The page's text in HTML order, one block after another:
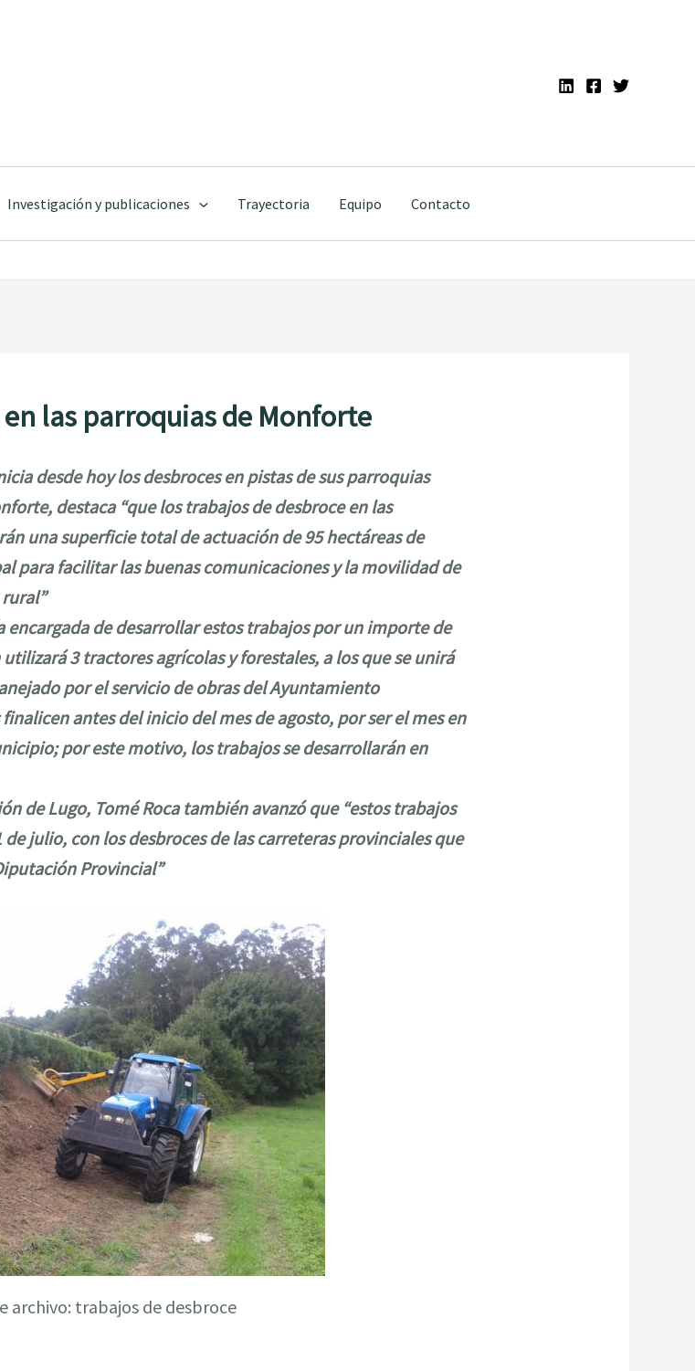
Investigación y publicaciones Trayectoria Equipo Contacto
las parroquias de Monforte
desde hoy los desbroces en pistas de sus parroquias
destaca “que los trabajos de desbroce en las
una superficie total de actuación de 95 hectáreas de
para facilitar las buenas comunicaciones y la movilidad de
encargada de desarrollar estos trabajos por un importe de
3 tractores agrícolas y forestales, a los que se unirá
por el servicio de obras del Ayuntamiento
antes del inicio del mes de agosto, por ser el mes en
por este motivo, los trabajos se desarrollarán en
de Lugo, Tomé Roca también avanzó que “estos trabajos
julio, con los desbroces de las carreteras provinciales que
Provincial”
archivo: trabajos de desbroce